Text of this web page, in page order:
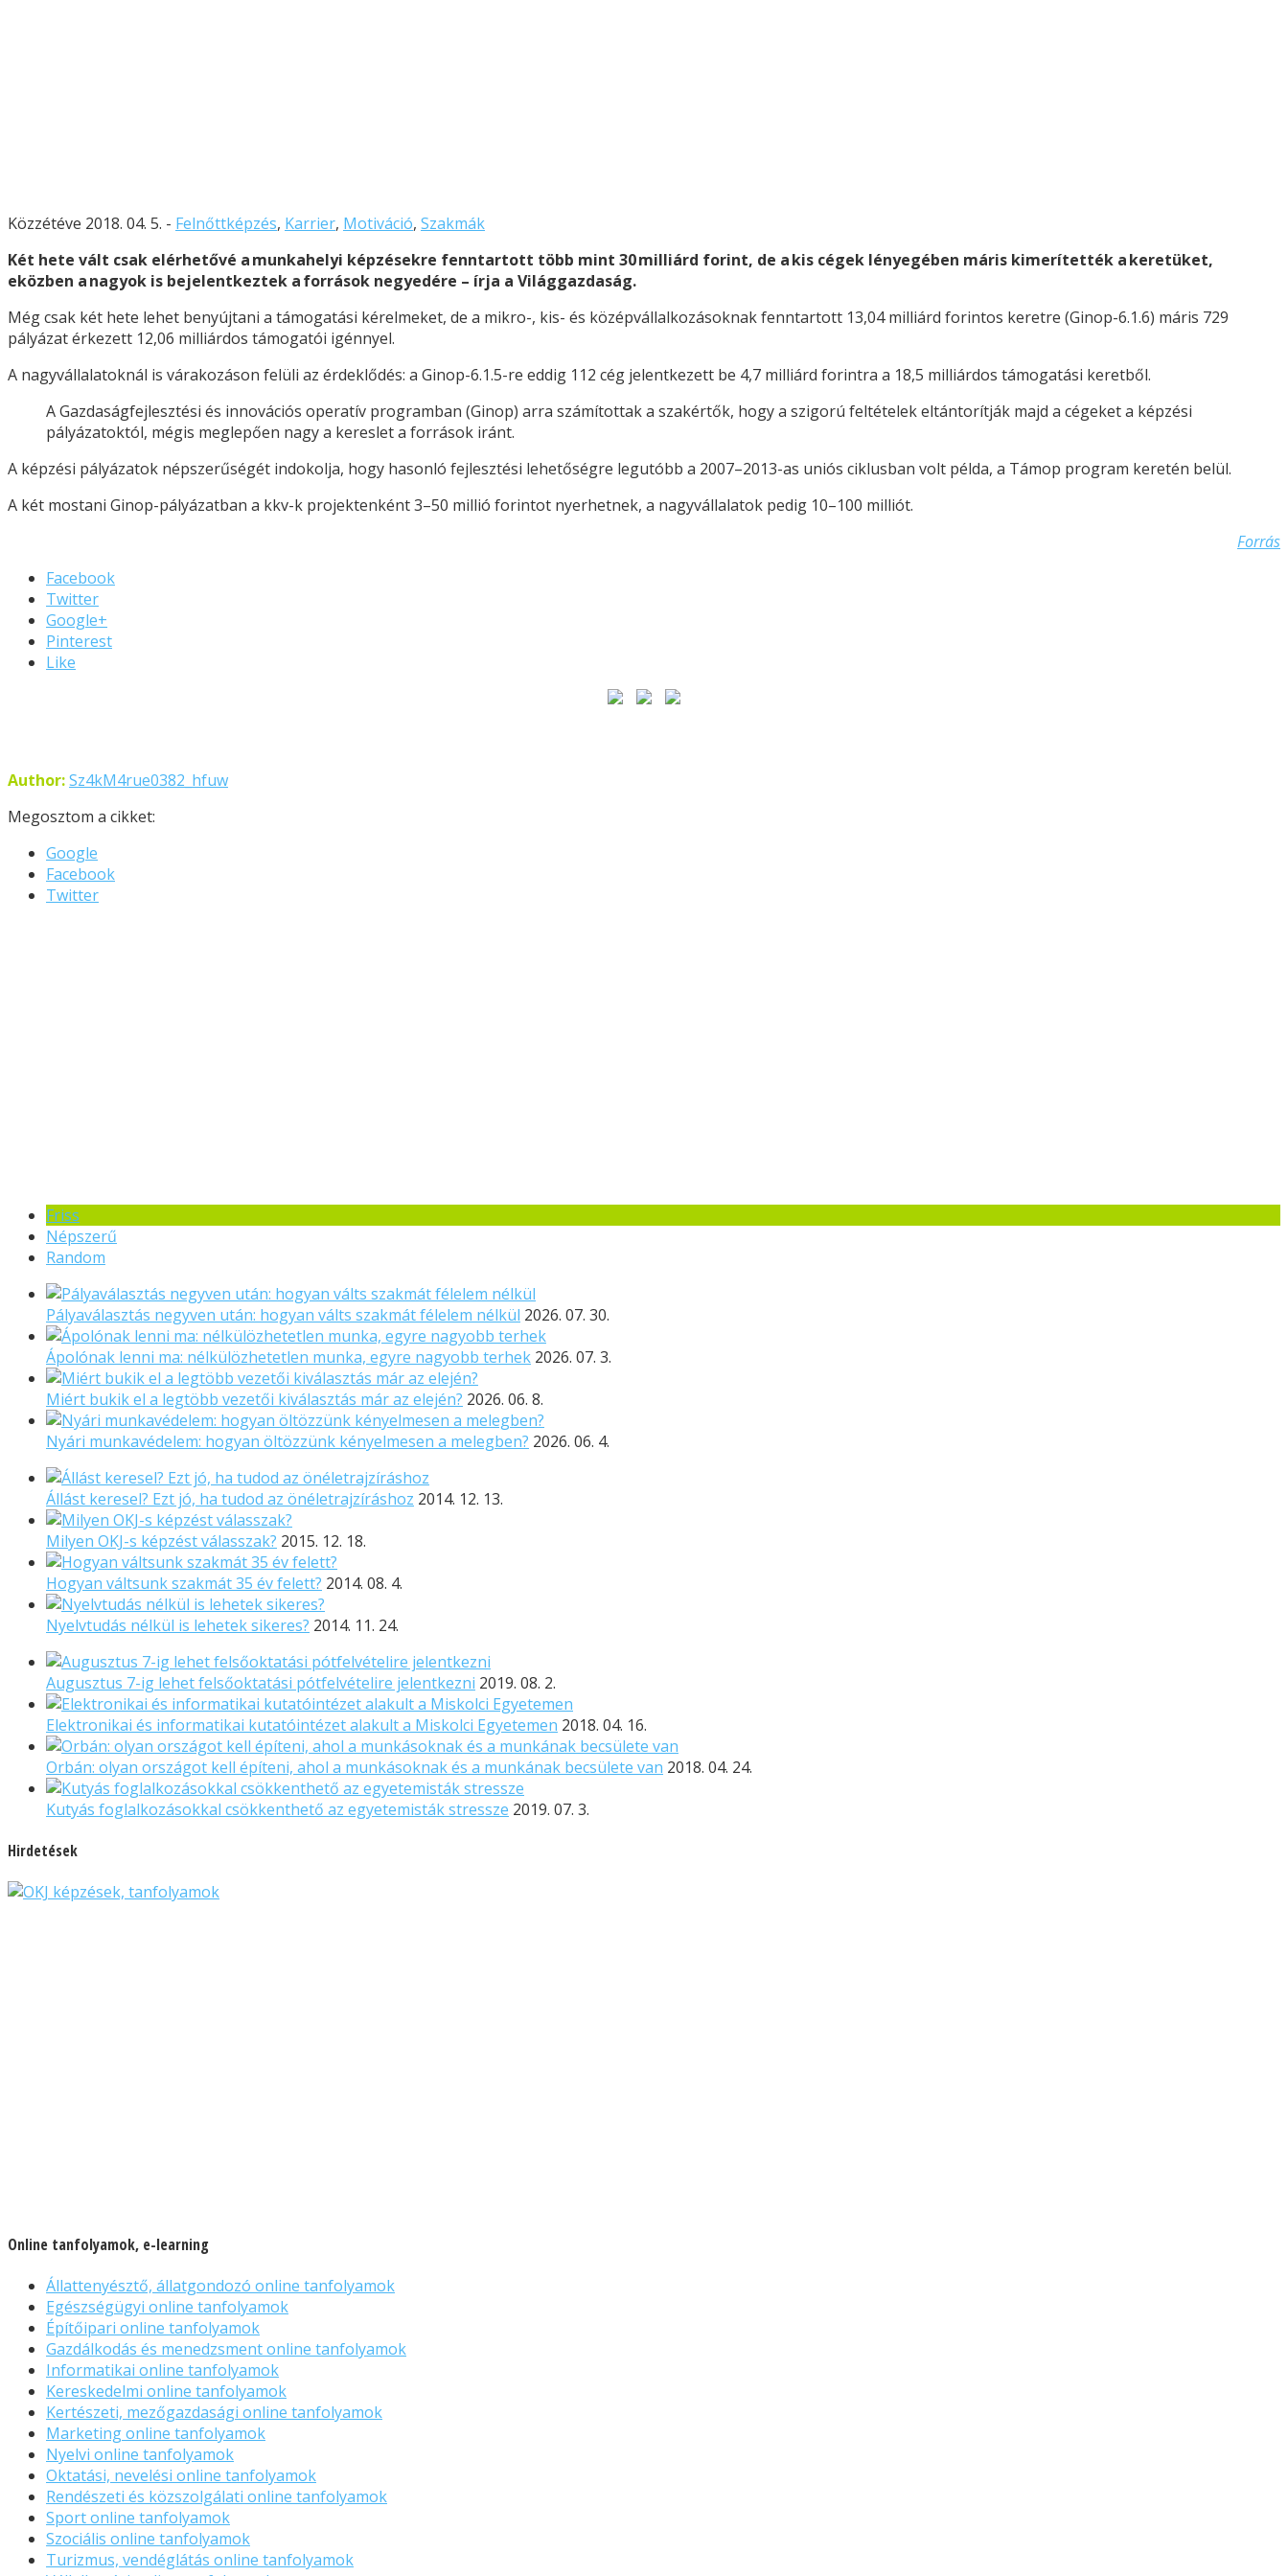
Közzétéve 2018. 04. 5. - Felnőttképzés, Karrier, Motiváció, Szakmák
Két hete vált csak elérhetővé a munkahelyi képzésekre fenntartott több mint 30 milliárd forint, de a kis cégek lényegében máris kimerítették a keretüket,
eközben a nagyok is bejelentkeztek a források negyedére – írja a Világgazdaság.
Még csak két hete lehet benyújtani a támogatási kérelmeket, de a mikro-, kis- és középvállalkozásoknak fenntartott 13,04 milliárd forintos keretre (Ginop-6.1.6) máris 729
pályázat érkezett 12,06 milliárdos támogatói igénnyel.
A nagyvállalatoknál is várakozáson felüli az érdeklődés: a Ginop-6.1.5-re eddig 112 cég jelentkezett be 4,7 milliárd forintra a 18,5 milliárdos támogatási keretből.
A Gazdaságfejlesztési és innovációs operatív programban (Ginop) arra számítottak a szakértők, hogy a szigorú feltételek eltántorítják majd a cégeket a képzési
pályázatoktól, mégis meglepően nagy a kereslet a források iránt.
A képzési pályázatok népszerűségét indokolja, hogy hasonló fejlesztési lehetőségre legutóbb a 2007–2013-as uniós ciklusban volt példa, a Támop program keretén belül.
A két mostani Ginop-pályázatban a kkv-k projektenként 3–50 millió forintot nyerhetnek, a nagyvállalatok pedig 10–100 milliót.
Forrás
Facebook
Twitter
Google+
Pinterest
Like
Author:Sz4kM4rue0382_hfuw
Megosztom a cikket:
Google
Facebook
Twitter
Friss
Népszerű
Random
Pályaválasztás negyven után: hogyan válts szakmát félelem nélkül 2026. 07. 30.
Ápolónak lenni ma: nélkülözhetetlen munka, egyre nagyobb terhek 2026. 07. 3.
Miért bukik el a legtöbb vezetői kiválasztás már az elején? 2026. 06. 8.
Nyári munkavédelem: hogyan öltözzünk kényelmesen a melegben? 2026. 06. 4.
Állást keresel? Ezt jó, ha tudod az önéletrajzíráshoz 2014. 12. 13.
Milyen OKJ-s képzést válasszak? 2015. 12. 18.
Hogyan váltsunk szakmát 35 év felett? 2014. 08. 4.
Nyelvtudás nélkül is lehetek sikeres? 2014. 11. 24.
Augusztus 7-ig lehet felsőoktatási pótfelvételire jelentkezni 2019. 08. 2.
Elektronikai és informatikai kutatóintézet alakult a Miskolci Egyetemen 2018. 04. 16.
Orbán: olyan országot kell építeni, ahol a munkásoknak és a munkának becsülete van 2018. 04. 24.
Kutyás foglalkozásokkal csökkenthető az egyetemisták stressze 2019. 07. 3.
Hirdetések
Online tanfolyamok, e-learning
Állattenyésztő, állatgondozó online tanfolyamok
Egészségügyi online tanfolyamok
Építőipari online tanfolyamok
Gazdálkodás és menedzsment online tanfolyamok
Informatikai online tanfolyamok
Kereskedelmi online tanfolyamok
Kertészeti, mezőgazdasági online tanfolyamok
Marketing online tanfolyamok
Nyelvi online tanfolyamok
Oktatási, nevelési online tanfolyamok
Rendészeti és közszolgálati online tanfolyamok
Sport online tanfolyamok
Szociális online tanfolyamok
Turizmus, vendéglátás online tanfolyamok